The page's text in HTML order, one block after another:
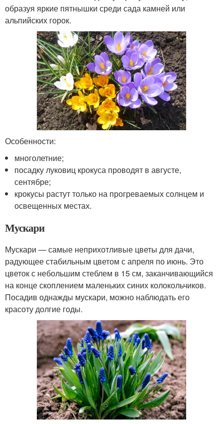
образуя яркие пятнышки среди сада камней или
альпийских горок.
Особенности:
многолетние;
посадку луковиц крокуса проводят в августе,
сентябре;
крокусы растут только на прогреваемых солнцем и
освещенных местах.
Мускари
Мускари — самые неприхотливые цветы для дачи,
радующее стабильным цветом с апреля по июнь. Это
цветок с небольшим стеблем в 15 см, заканчивающийся
на конце скоплением маленьких синих колокольчиков.
Посадив однажды мускари, можно наблюдать его
красоту долгие годы.